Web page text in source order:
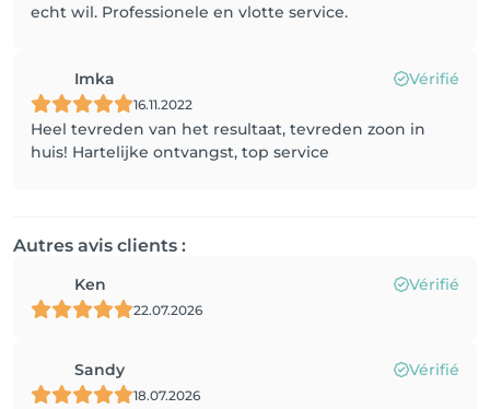
echt wil. Professionele en vlotte service.
Imka Vérifié
16.11.2022
Heel tevreden van het resultaat, tevreden zoon in
huis! Hartelijke ontvangst, top service
Autres avis clients :
Ken Vérifié
22.07.2026
Sandy Vérifié
18.07.2026